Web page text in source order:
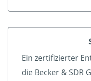
Ein zertifizierter
die Becker & SDR